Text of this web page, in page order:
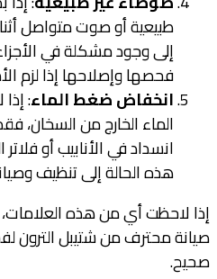
طبيعية أو صوت متواصل
إلى وجود مشكلة في
فحصها وإصلاحها إذا لزم
انخفاض ضغط الماء:
الماء الخارج من السخان،
انسداد في الأنابيب أو
هذه الحالة إلى تنظيف
إذا لاحظت أي من هذه
صيانة محترف من شتيبل
صحيح.